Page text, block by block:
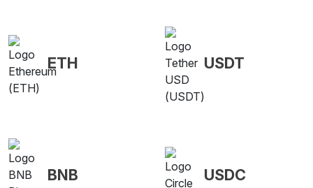
ETH USDT
BNB USDC